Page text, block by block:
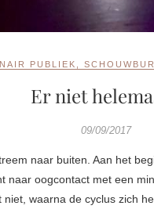
PUBLIEK
Er niet
09/09/2017
naar oogcontact met een
niet, waarna de cyclus zich